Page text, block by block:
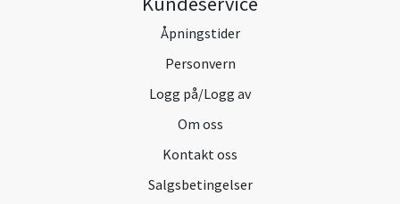
Åpningstider
Personvern
Logg på/Logg av
Om oss
Kontakt oss
Salgsbetingelser